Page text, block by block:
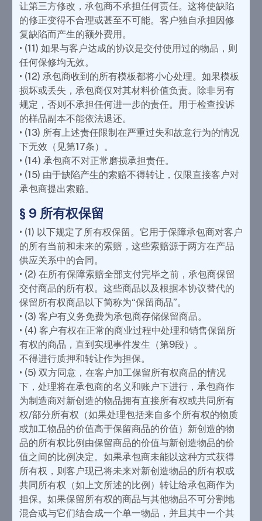
让第三方修改，承包商不承担任何责任。这将使缺陷
的修正变得不合理或甚至不可能。客户独自承担因修
复缺陷而产生的额外费用。
• (11) 如果与客户达成的协议是交付使用过的物品，则
任何保修均无效。
• (12) 承包商收到的所有模板都将小心处理。如果模板
损坏或丢失，承包商仅对其材料价值负责。除非另有
规定，否则不承担任何进一步的责任。用于检查投诉
的样品副本不能依法退还。
• (13) 所有上述责任限制在严重过失和故意行为的情况
下无效（见第17条）。
• (14) 承包商不对正常磨损承担责任。
• (15) 由于缺陷产生的索赔不得转让，仅限直接客户对
承包商提出索赔。
§ 9 所有权保留
• (1) 以下规定了所有权保留。它用于保障承包商对客户
的所有当前和未来的索赔，这些索赔源于两方在产品
供应关系中的合同。
• (2) 在所有保障索赔全部支付完毕之前，承包商保留
交付商品的所有权。这些商品以及根据本协议替代的
保留所有权商品以下简称为“保留商品”。
• (3) 客户有义务免费为承包商存储保留商品。
• (4) 客户有权在正常的商业过程中处理和销售保留所
有权的商品，直到实现事件发生（第9段）。
不得进行质押和转让作为担保。
• (5) 双方同意，在客户加工保留所有权商品的情况
下，处理将在承包商的名义和账户下进行，承包商作
为制造商对新创造的物品拥有直接所有权或共同所有
权/部分所有权（如果处理包括来自多个所有权的物质
或加工物品的价值高于保留商品的价值）新创造的物
品的所有权比例由保留商品的价值与新创造物品的价
值之间的比例决定。如果承包商未能以这种方式获得
所有权，则客户现已将未来对新创造物品的所有权或
共同所有权（如上文所述的比例）转让给承包商作为
担保。如果保留所有权的商品与其他物品不可分割地
混合或与它们结合成一个单一物品，并且其中一个其